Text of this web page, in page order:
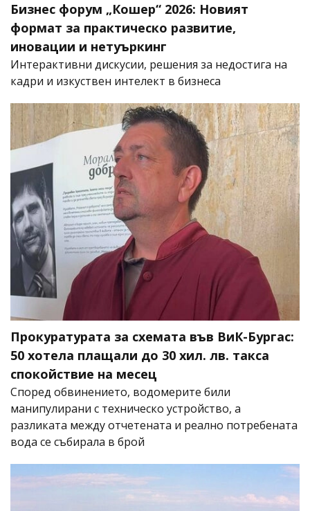
Бизнес форум „Кошер“ 2026: Новият
формат за практическо развитие,
иновации и нетуъркинг
Интерактивни дискусии, решения за недостига на
кадри и изкуствен интелект в бизнеса
Прокуратурата за схемата във ВиК-Бургас:
50 хотела плащали до 30 хил. лв. такса
спокойствие на месец
Според обвинението, водомерите били
манипулирани с техническо устройство, а
разликата между отчетената и реално потребената
вода се събирала в брой